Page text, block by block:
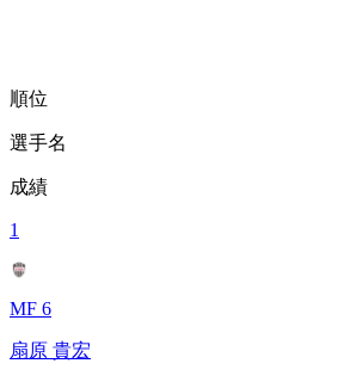
順位
選手名
成績
1
MF 6
扇原 貴宏